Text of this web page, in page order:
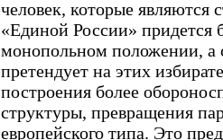
человек, которые являются
«Единой России» придется
монопольном положении, а
претендует на этих
построения более
структуры, превращения
европейского типа. Это